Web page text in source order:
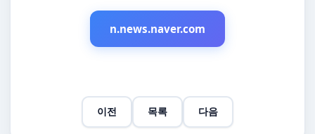
n.news.naver.com
이전 목록 다음